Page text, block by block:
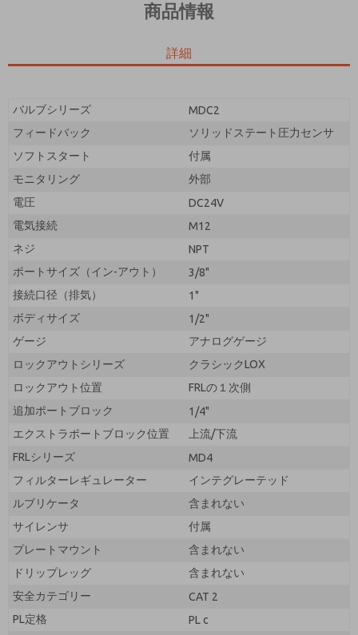
商品情報
詳細
バルブシリーズ
MDC2
フィードバック
ソリッドステート圧力センサ
ソフトスタート
付属
モニタリング
外部
電圧
DC24V
電気接続
M12
ネジ
NPT
ポートサイズ（イン-アウト）
3/8"
接続口径（排気）
1"
ボディサイズ
1/2"
ゲージ
アナログゲージ
ロックアウトシリーズ
クラシックLOX
ロックアウト位置
FRLの１次側
追加ポートブロック
1/4"
エクストラポートブロック位置
上流/下流
FRLシリーズ
MD4
フィルターレギュレーター
インテグレーテッド
ルブリケータ
含まれない
サイレンサ
付属
プレートマウント
含まれない
ドリップレッグ
含まれない
安全カテゴリー
CAT 2
PL定格
PL c
たデータが電子的に収集および保存されることに同意
します。私のデータは、私の要求を処理して回答する
ために厳密に指定された場合にのみ使用されます。お
意します。
電子メール
電話番号
てください。
*はい、プライバシー ポリシーを読みました。提供し
たデータが電子的に収集および保存されることに同意
します。私のデータは、私の要求を処理して回答する
ために厳密に指定された場合にのみ使用されます。お
問い合わせフォームを送信することにより、処理に同
意します。